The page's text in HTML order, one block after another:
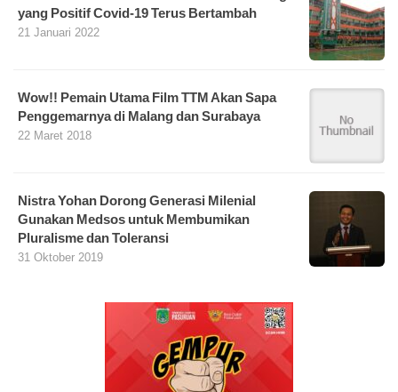
yang Positif Covid-19 Terus Bertambah
21 Januari 2022
Wow!! Pemain Utama Film TTM Akan Sapa
Penggemarnya di Malang dan Surabaya
22 Maret 2018
Nistra Yohan Dorong Generasi Milenial
Gunakan Medsos untuk Membumikan
Pluralisme dan Toleransi
31 Oktober 2019